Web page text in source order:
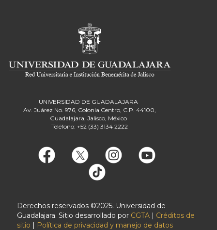
UNIVERSIDAD DE GUADALAJARA
Av. Juárez No. 976, Colonia Centro, C.P. 44100,
Guadalajara, Jalisco, México
Teléfono: +52 (33) 3134 2222
Derechos reservados ©2025. Universidad de
Guadalajara. Sitio desarrollado por CGTA | Créditos de
sitio | Política de privacidad y manejo de datos